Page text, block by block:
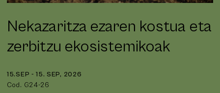
Nekazaritza ezaren kostua eta
zerbitzu ekosistemikoak
15.SEP - 15. SEP, 2026
Cod. G24-26